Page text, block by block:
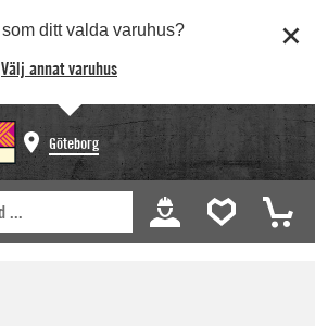
som ditt valda varuhus?
Välj annat varuhus
Göteborg